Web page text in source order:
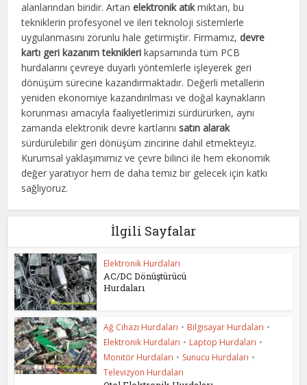
alanlarından biridir. Artanelektronik atıkmiktarı, bu
tekniklerin profesyonel ve ileri teknoloji sistemlerle
uygulanmasını zorunlu hale getirmiştir. Firmamız,devre
kartı geri kazanım teknikleri kapsamında tüm PCB
hurdalarını çevreye duyarlı yöntemlerle işleyerek geri
dönüşüm sürecine kazandırmaktadır. Değerli metallerin
yeniden ekonomiye kazandırılması ve doğal kaynakların
korunması amacıyla faaliyetlerimizi sürdürürken, aynı
zamanda elektronik devre kartlarınısatın alarak
sürdürülebilir geri dönüşüm zincirine dahil etmekteyiz.
Kurumsal yaklaşımımız ve çevre bilinci ile hem ekonomik
değer yaratıyor hem de daha temiz bir gelecek için katkı
sağlıyoruz.
İlgili Sayfalar
Elektronik Hurdaları
AC/DC Dönüştürücü
Hurdaları
Ağ Cihazı Hurdaları • Bilgisayar Hurdaları •
Elektronik Hurdaları • Laptop Hurdaları •
Monitör Hurdaları • Sunucu Hurdaları •
Televizyon Hurdaları